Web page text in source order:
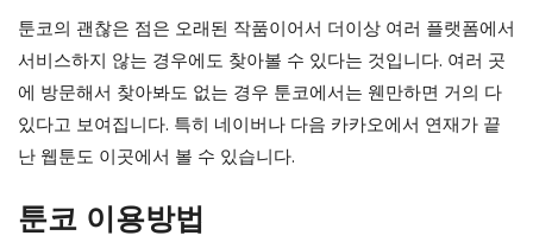
툰코의 괜찮은 점은 오래된 작품이어서 더이상 여러 플랫폼에서
서비스하지 않는 경우에도 찾아볼 수 있다는 것입니다. 여러 곳
에 방문해서 찾아봐도 없는 경우 툰코에서는 웬만하면 거의 다
있다고 보여집니다. 특히 네이버나 다음 카카오에서 연재가 끝
난 웹툰도 이곳에서 볼 수 있습니다.
툰코 이용방법